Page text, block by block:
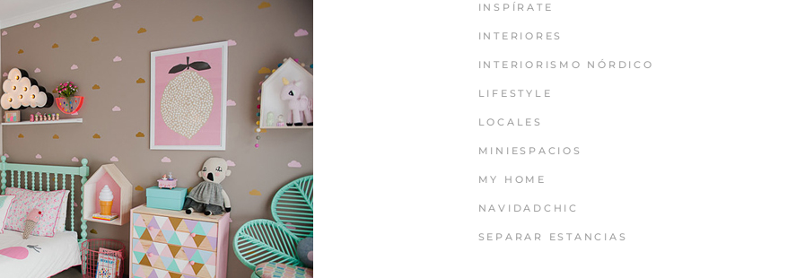
INSPÍRATE
INTERIORES
INTERIORISMO NÓRDICO
LIFESTYLE
LOCALES
MINIESPACIOS
MY HOME
NAVIDADCHIC
SEPARAR ESTANCIAS